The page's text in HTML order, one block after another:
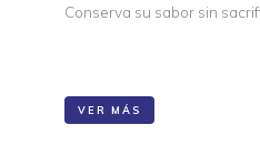
Conserva su sabor sin
VER MÁS